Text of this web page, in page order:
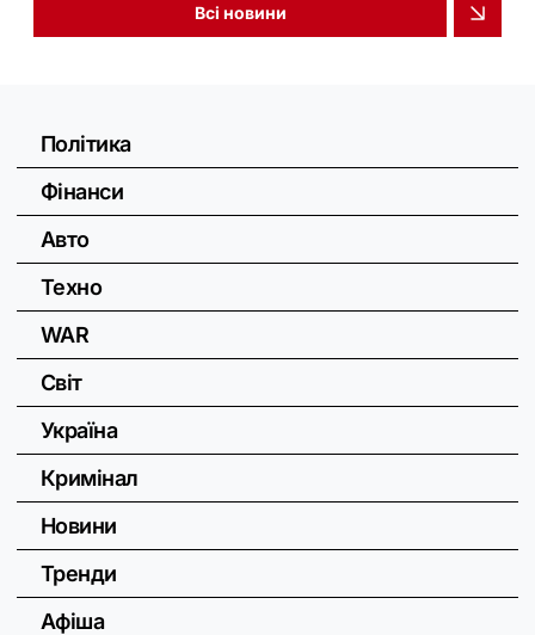
Всі новини
Політика
Фінанси
Авто
Техно
WAR
Світ
Україна
Кримінал
Новини
Тренди
Афіша